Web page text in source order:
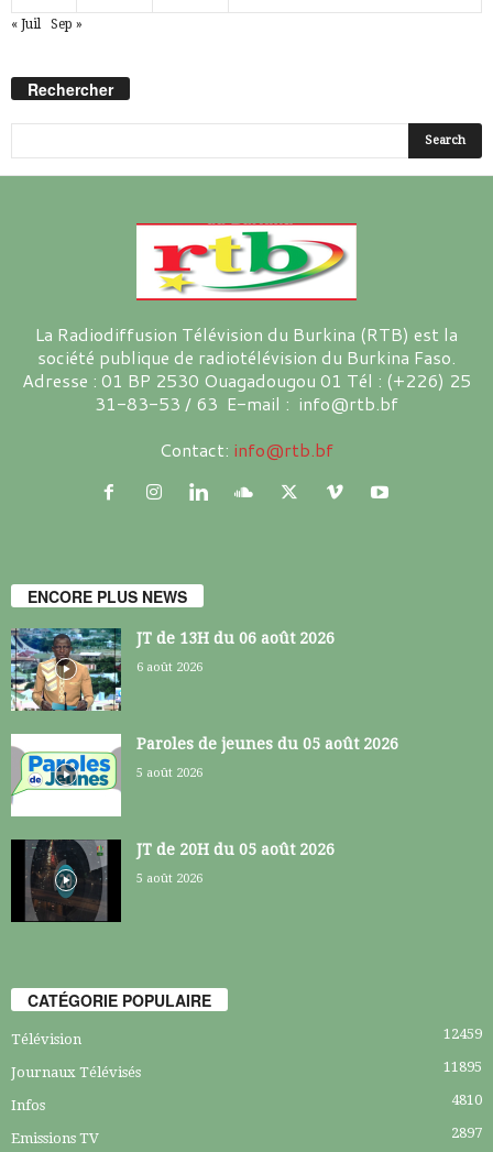
« Juil Sep »
Rechercher
La Radiodiffusion Télévision du Burkina (RTB) est la
société publique de radiotélévision du Burkina Faso.
Adresse : 01 BP 2530 Ouagadougou 01 Tél : (+226) 25
31-83-53 / 63 E-mail : info@rtb.bf
Contact: info@rtb.bf
ENCORE PLUS NEWS
JT de 13H du 06 août 2026
6 août 2026
Paroles de jeunes du 05 août 2026
5 août 2026
JT de 20H du 05 août 2026
5 août 2026
CATÉGORIE POPULAIRE
Télévision 12459
Journaux Télévisés 11895
Infos 4810
Emissions TV 2897